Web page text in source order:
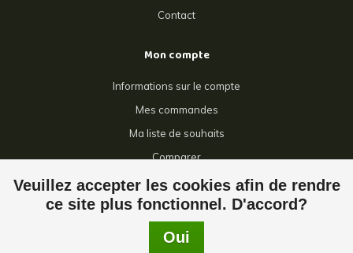
Veuillez accepter les cookies afin de rendre
ce site plus fonctionnel. D'accord?
Oui
Contact
Mon compte
Informations sur le compte
Mes commandes
Ma liste de souhaits
Comparer
Tous les produits